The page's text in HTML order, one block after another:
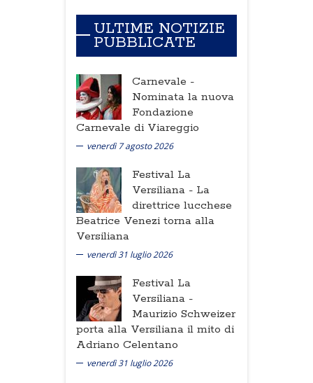
ULTIME NOTIZIE
PUBBLICATE
Carnevale -
Nominata la nuova
Fondazione
Carnevale di Viareggio
venerdì 7 agosto 2026
Festival La
Versiliana - La
direttrice lucchese
Beatrice Venezi torna alla
Versiliana
venerdì 31 luglio 2026
Festival La
Versiliana -
Maurizio Schweizer
porta alla Versiliana il mito di
Adriano Celentano
venerdì 31 luglio 2026